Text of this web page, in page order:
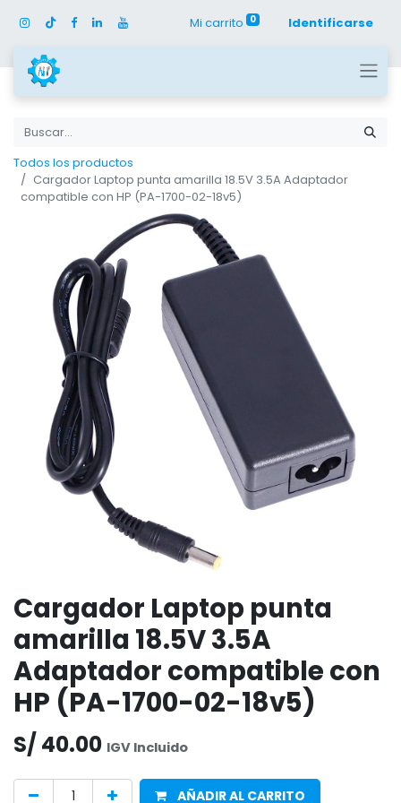
Mi carrito 0 Identificarse
Todos los productos
Cargador Laptop punta amarilla 18.5V 3.5A Adaptador
compatible con HP (PA-1700-02-18v5)
Cargador Laptop punta
amarilla 18.5V 3.5A
Adaptador compatible con
HP (PA-1700-02-18v5)
S/ 40.00 IGV Incluido
AÑADIR AL CARRITO